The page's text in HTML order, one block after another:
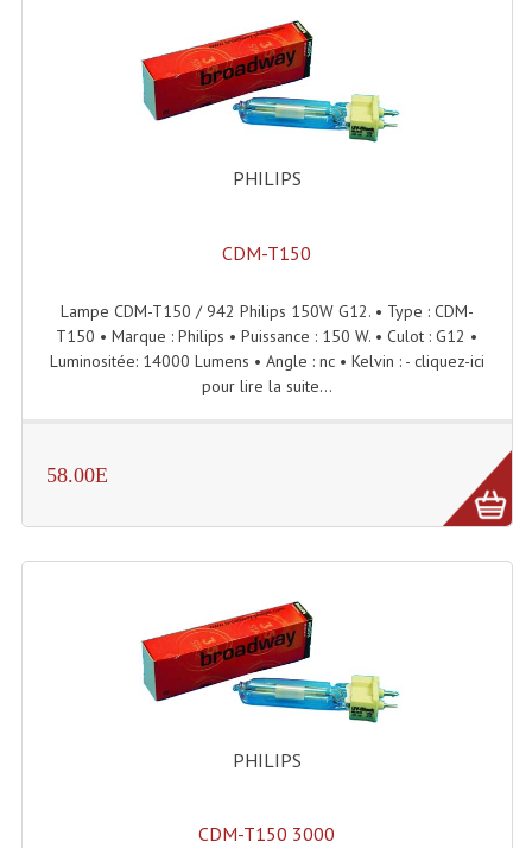
Microphones Scène Et Studio
Microphones Filaires
Micro Sans Fil HF VHF 200MHZ
Micro Sans Fil HF UHF 800MHZ
Multi-Effets, Reverbes Etc...
Peripheriques Traitements Et Accessoires
Système Sans Fil In-Ear Monitoring
Table Mixages Et Contrôleurs & Consoles
Tables De Mixage DJ
Controleurs DJ USB / MP3
Consoles Sono Et Studio
PHILIPS
CDM-T150
Lampe CDM-T150 / 942 Philips 150W G12. • Type : CDM-
T150 • Marque : Philips • Puissance : 150 W. • Culot : G12 •
Luminositée: 14000 Lumens • Angle : nc • Kelvin : - cliquez-ici
pour lire la suite...
58.00E
PHILIPS
CDM-T150 3000